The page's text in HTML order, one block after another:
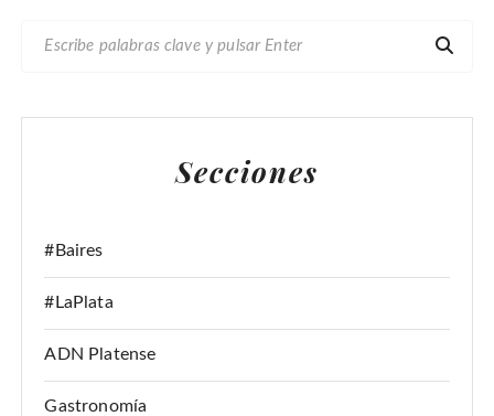
C
Secciones
#Baires
#LaPlata
ADN Platense
Gastronomía